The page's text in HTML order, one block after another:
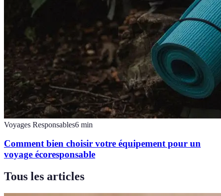
Voyages Responsables6 min
Comment bien choisir votre équipement pour un
voyage écoresponsable
Tous les articles